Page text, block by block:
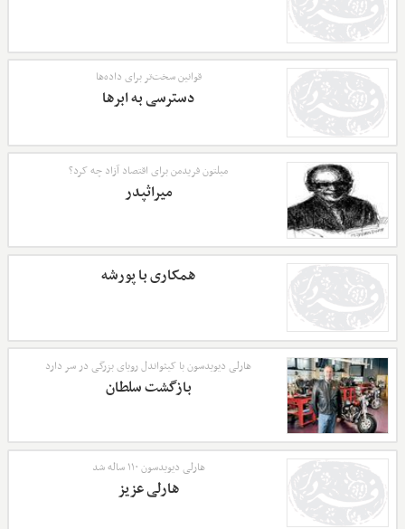
قوانین سخت‌تر برای داده‌ها
دسترسی به ابرها
میلتون فریدمن برای اقتصاد آزاد چه کرد؟
میراثپدر
همکاری با پورشه
هارلی دیویدسون با کیثواندل رویای بزرگی در سر دارد
بازگشت سلطان
هارلی دیویدسون ۱۱۰ ساله شد
هارلی عزیز